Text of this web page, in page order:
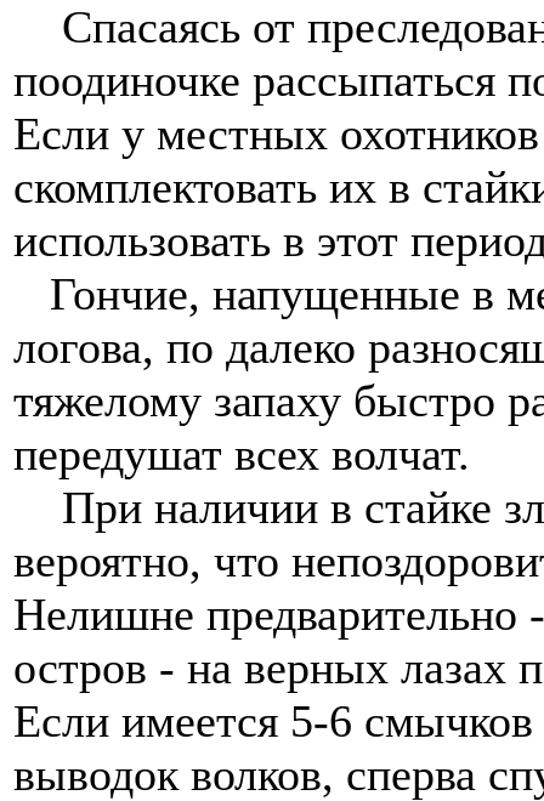
Спасаясь от
поодиночке рассыпаться
Если у местных
скомплектовать их в
использовать в этот
Гончие, напущенные в
логова, по далеко
тяжелому запаху быстро
передушат всех волчат.
При наличии в стайке
вероятно, что
Нелишне предварительно
остров - на верных лазах
Если имеется 5-6 смычков
выводок волков, сперва